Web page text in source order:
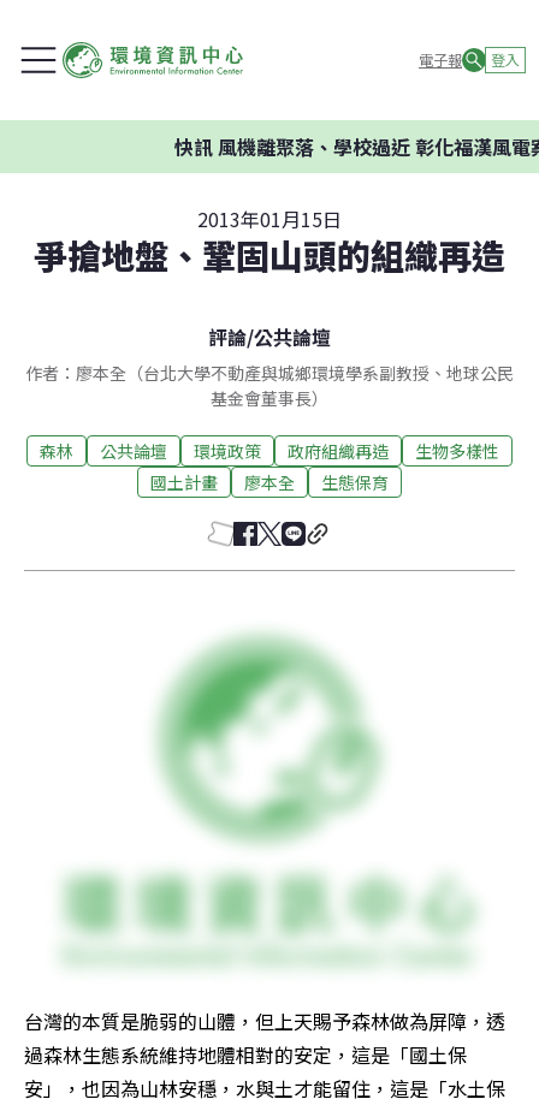
電子報 登入
快訊風機離聚落、學校過近 彰化福漢風電案
2013年01月15日
爭搶地盤、鞏固山頭的組織再造
評論/公共論壇
作者：廖本全（台北大學不動產與城鄉環境學系副教授、地球公民
基金會董事長）
森林 公共論壇 環境政策 政府組織再造
生物多樣性
國土計畫
廖本全 生態保育
台灣的本質是脆弱的山體，但上天賜予森林做為屏障，透
過森林生態系統維持地體相對的安定，這是「國土保
安」，也因為山林安穩，水與土才能留住，這是「水土保